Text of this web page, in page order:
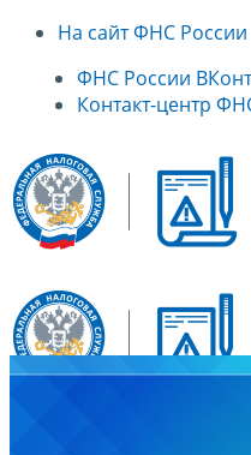
На сайт ФНС России
ФНС России
Контакт-центр